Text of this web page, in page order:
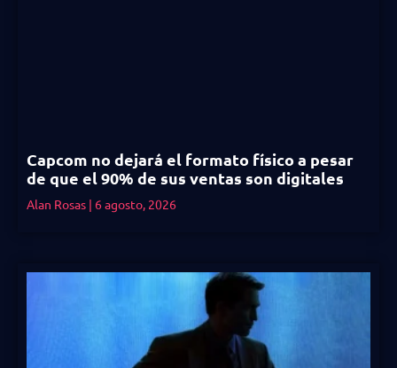
Capcom no dejará el formato físico a pesar
de que el 90% de sus ventas son digitales
Alan Rosas 6 agosto, 2026